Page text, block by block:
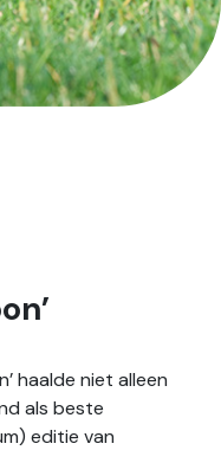
haalde niet alleen
als beste
editie van